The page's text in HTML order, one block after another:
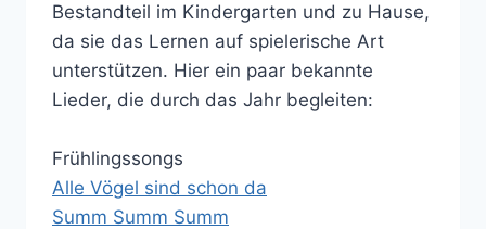
Bestandteil im Kindergarten und zu Hause,
da sie das Lernen auf spielerische Art
unterstützen. Hier ein paar bekannte
Lieder, die durch das Jahr begleiten:
Frühlingssongs
Alle Vögel sind schon da
Summ Summ Summ